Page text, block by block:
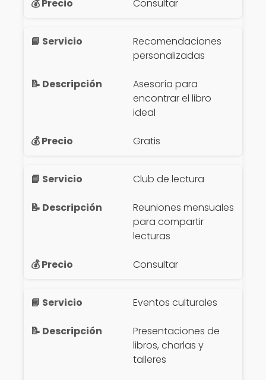
Consultar
Recomendaciones
personalizadas
Asesoría para
encontrar el libro
ideal
Gratis
Club de lectura
Reuniones mensuales
para compartir
lecturas
Consultar
Eventos culturales
Presentaciones de
libros, charlas y
talleres